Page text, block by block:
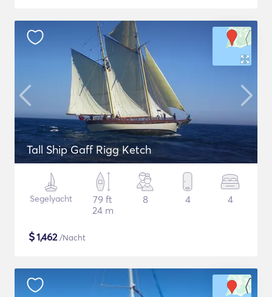
Tall Ship Gaff Rigg Ketch
Segelyacht
79 ft
24 m
8 4 4
$1,462/Nacht